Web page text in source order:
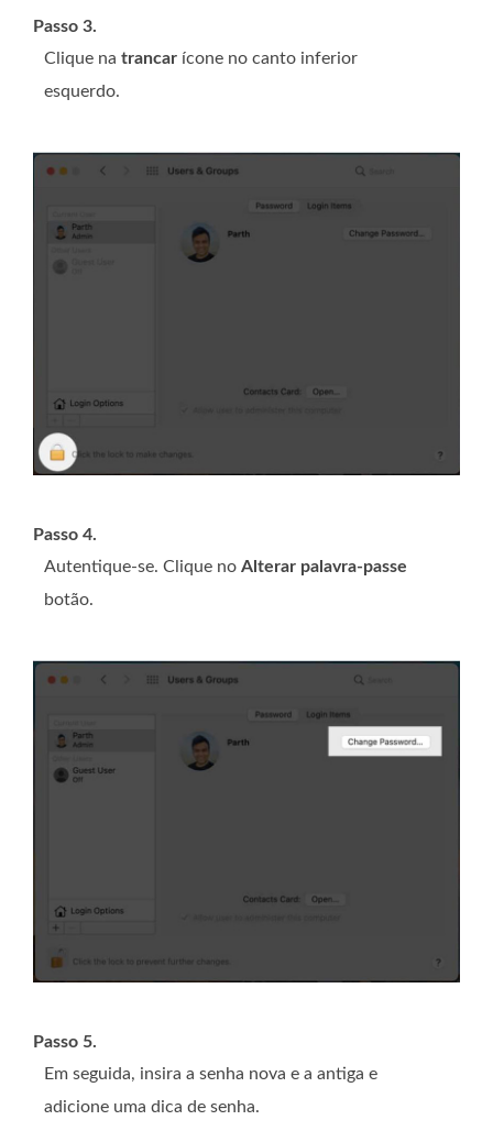
Passo 3.
Clique na trancar ícone no canto inferior
esquerdo.
Passo 4.
Autentique-se. Clique no Alterar palavra-passe
botão.
Passo 5.
Em seguida, insira a senha nova e a antiga e
adicione uma dica de senha.